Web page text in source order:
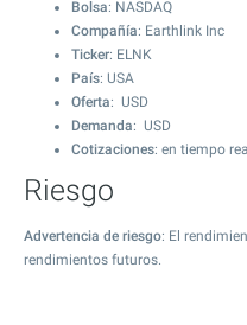
Bolsa: NASDAQ
Compañía: Earthlink Inc
Ticker: ELNK
País: USA
Oferta: USD
Demanda: USD
Cotizaciones: en tiempo
Riesgo
Advertencia de riesgo: El
rendimientos futuros.